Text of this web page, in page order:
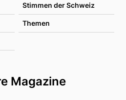
Stimmen der Schweiz
Themen
Magazine